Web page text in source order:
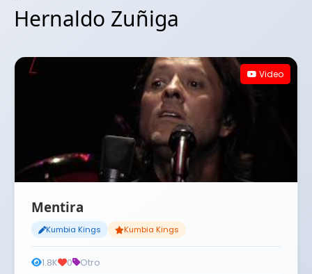
Hernaldo Zuñiga
Video
Mentira
Kumbia Kings Kumbia Kings
1.8K 0 Otro